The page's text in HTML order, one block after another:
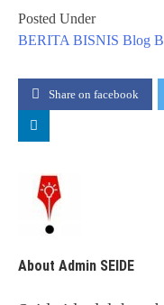
Posted Under
BERITA BISNIS Blog
Share on facebook
About Admin SEIDE